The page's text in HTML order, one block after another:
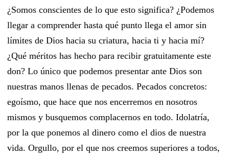
¿Somos conscientes de lo que esto significa? ¿Podemos
llegar a comprender hasta qué punto llega el amor sin
límites de Dios hacia su criatura, hacia ti y hacia mí?
¿Qué méritos has hecho para recibir gratuitamente este
don? Lo único que podemos presentar ante Dios son
nuestras manos llenas de pecados. Pecados concretos:
egoísmo, que hace que nos encerremos en nosotros
mismos y busquemos complacernos en todo. Idolatría,
por la que ponemos al dinero como el dios de nuestra
vida. Orgullo, por el que nos creemos superiores a todos,